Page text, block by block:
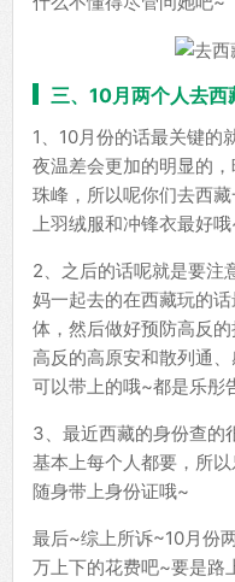
三、10月两个人去
1、10月份的话最关键的
夜温差会更加的明显的
珠峰，所以呢你们去西
上羽绒服和冲锋衣最好
2、之后的话呢就是要注
妈一起去的在西藏玩的
体，然后做好预防高反
高反的高原安和散列通
可以带上的哦~都是乐彤
3、最近西藏的身份查的
基本上每个人都要，所
随身带上身份证哦~
最后~综上所诉~10月份
万上下的花费吧~要是路